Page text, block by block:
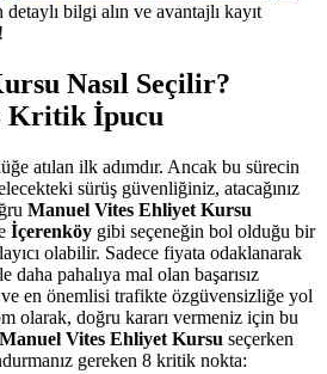
detaylı bilgi alın ve avantajlı kayıt
Nasıl Seçilir?
Kritik İpucu
atılan ilk adımdır. Ancak bu sürecin
sürüş güvenliğiniz, atacağınız
Manuel Vites Ehliyet Kursu
İçerenköy gibi seçeneğin bol olduğu bir
olabilir. Sadece fiyata odaklanarak
daha pahalıya mal olan başarısız
en önemlisi trafikte özgüvensizliğe yol
olarak, doğru kararı vermeniz için bu
Manuel Vites Ehliyet Kursu seçerken
gereken 8 kritik nokta: